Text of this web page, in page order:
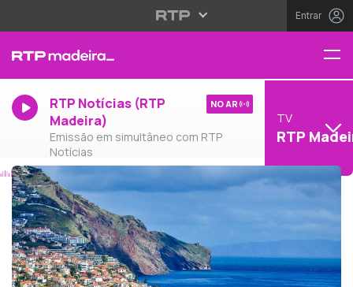
Entrar
RTP Notícias (RTP
Madeira)
Emissão em simultâneo com RTP
Notícias
NO AR
TV
RTP